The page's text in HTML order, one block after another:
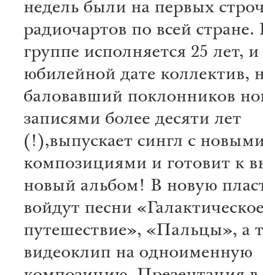
недель были на первых
радиочартов по всей стране.
группе исполняется 25 лет, и
юбилейной дате коллектив,
баловавший поклонников
записями более десяти лет
(!),выпускает сингл с
композициями и готовит к
новый альбом! В новую
войдут песни
путешествие», «Пальцы», а
видеоклип на одноименную